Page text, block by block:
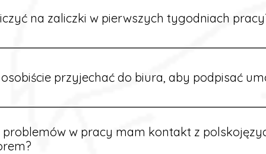
na zaliczki w pierwszych tygodniach
sytuacjach możesz otrzymać zaliczkę po
przyjechać do biura, aby podpisać
są osobiście w naszym biurze. Dzięki temu
prawidłowo.
problemów w pracy mam kontakt z